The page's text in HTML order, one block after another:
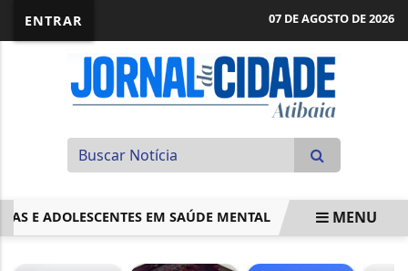
ENTRAR 07 DE AGOSTO DE 2026
EM SAÚDE MENTAL PROJETO PERMITE
MENU